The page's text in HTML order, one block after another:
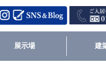
展示場 建